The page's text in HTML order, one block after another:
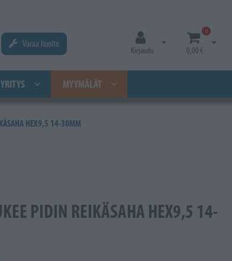
Varaa huolto
Kirjaudu
Avaa kirjautuminen
0
0,00 €
Avaa
YRITYS MYYMÄLÄT
HEX9,5 14-30MM
PIDIN REIKÄSAHA HEX9,5 14-